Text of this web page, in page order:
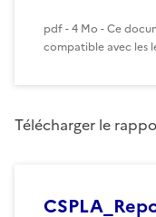
pdf - 4 Mo - Ce
compatible avec les
Télécharger le